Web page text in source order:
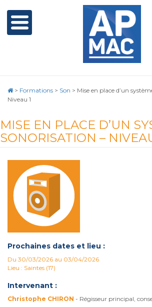
> Formations > Son > Mise en place d’un
Niveau 1
MISE EN PLACE D’UN
SONORISATION –
Prochaines dates et lieu :
Du 30/03/2026 au 03/04/2026
Lieu : Saintes (17)
Intervenant :
Christophe CHIRON - Régisseur principal,